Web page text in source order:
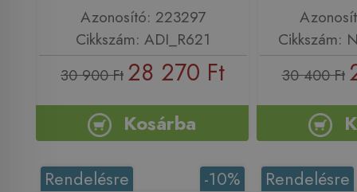
Azonosító: 223297
Cikkszám: ADI_R621
30 900 Ft 28 270 Ft
Kosárba
Cikkszám:
30 400 Ft
-10%
Rendelésre Rendelésre